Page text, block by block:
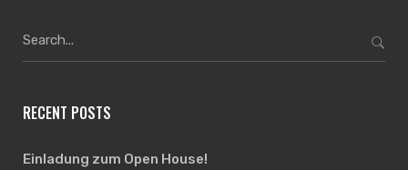
RECENT POSTS
Einladung zum Open House!